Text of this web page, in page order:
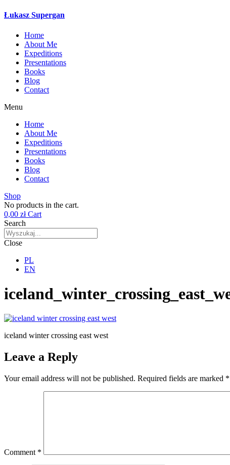
Łukasz Supergan
Home
About Me
Expeditions
Presentations
Books
Blog
Contact
Menu
Home
About Me
Expeditions
Presentations
Books
Blog
Contact
Shop
No products in the cart.
0,00 zł Cart
Search
Close
PL
EN
iceland winter crossing east west
Leave a Reply
Your email address will not be published. Required fields are marked *
Comment *